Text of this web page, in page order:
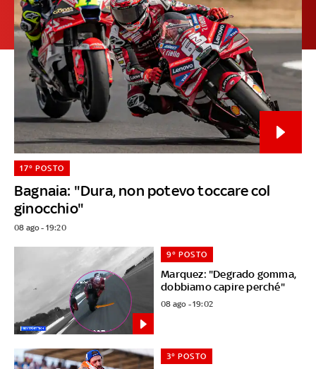
Bagnaia: "Dura, non potevo toccare col
ginocchio"
17° POSTO
08 ago - 19:20
Marquez: "Degrado gomma,
dobbiamo capire perché"
9° POSTO
08 ago - 19:02
3° POSTO